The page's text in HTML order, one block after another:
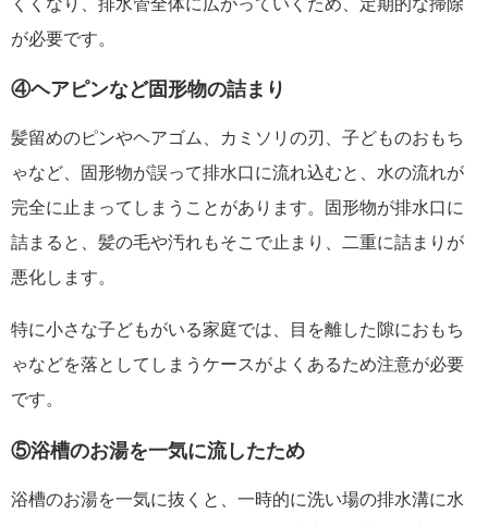
が必要です。
④ヘアピンなど固形物の詰まり
髪留めのピンやヘアゴム、カミソリの刃、子どものおもち
ゃなど、固形物が誤って排水口に流れ込むと、水の流れが
完全に止まってしまうことがあります。固形物が排水口に
詰まると、髪の毛や汚れもそこで止まり、二重に詰まりが
悪化します。
特に小さな子どもがいる家庭では、目を離した隙におもち
ゃなどを落としてしまうケースがよくあるため注意が必要
です。
⑤浴槽のお湯を一気に流したため
浴槽のお湯を一気に抜くと、一時的に洗い場の排水溝に水